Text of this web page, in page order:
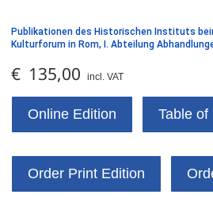
Publikationen des Historischen Instituts
Kulturforum in Rom, I. Abteilung
€ 135,00 incl. VAT
Online Edition Table of
Order Print Edition